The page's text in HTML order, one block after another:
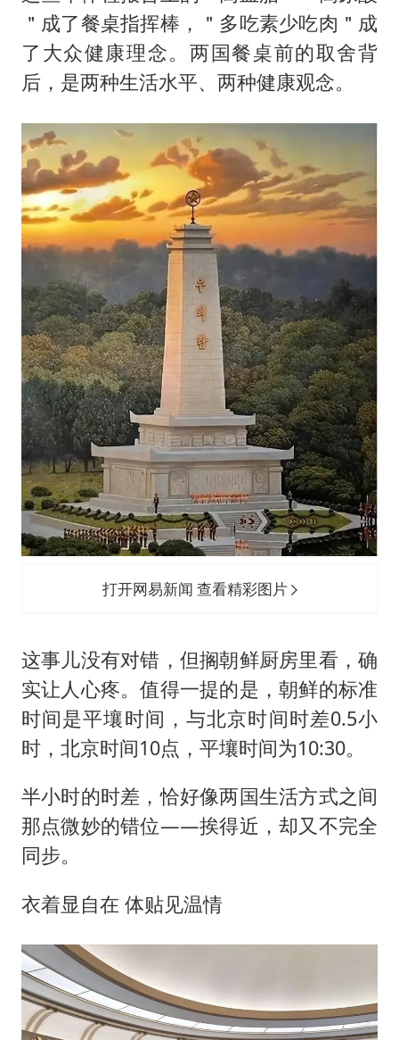
＂成了餐桌指挥棒，＂多吃素少吃肉＂成
了大众健康理念。两国餐桌前的取舍背
后，是两种生活水平、两种健康观念。
打开网易新闻 查看精彩图片
这事儿没有对错，但搁朝鲜厨房里看，确
实让人心疼。值得一提的是，朝鲜的标准
时间是平壤时间，与北京时间时差0.5小
时，北京时间10点，平壤时间为10:30。
半小时的时差，恰好像两国生活方式之间
那点微妙的错位——挨得近，却又不完全
同步。
衣着显自在 体贴见温情